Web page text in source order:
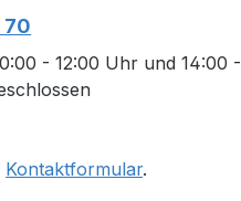
70
- 12:00 Uhr und 14:00 -
Kontaktformular.